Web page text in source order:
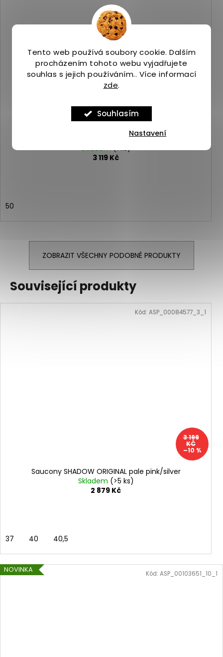
Tento web používá soubory cookie. Dalším
procházením tohoto webu vyjadřujete
souhlas s jejich používáním.. Více informací
zde.
Souhlasím
Nastavení
Merrell MOAB 3 GTX bracken
Skladem(1 ks)
3 119 Kč
50
ZOBRAZIT VŠECHNY PODOBNÉ PRODUKTY
Související produkty
3 199
KČ
–10 %
Saucony SHADOW ORIGINAL pale pink/silver
Skladem (>5 ks)
2 879 Kč
37 40 40,5
Kód: ASP_00084577_3_1
NOVINKA Kód: ASP_00103651_10_1